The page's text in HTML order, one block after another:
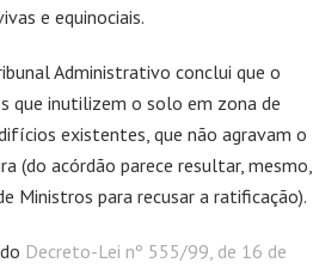
e equinociais.
Administrativo conclui que o
que inutilizem o solo em zona de
existentes, que não agravam o
(do acórdão parece resultar, mesmo,
Ministros para recusar a ratificação).
Decreto-Lei nº 555/99, de 16 de